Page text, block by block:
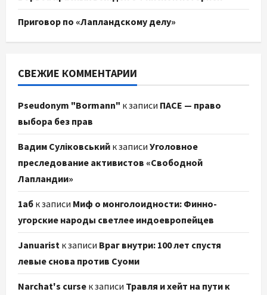
Приговор по «Лапландскому делу»
СВЕЖИЕ КОММЕНТАРИИ
Pseudonym "Bormann" к записи ПАСЕ — право
выбора без прав
Вадим Суліковський к записи Уголовное
преследование активистов «Свободной
Лапландии»
1аб к записи Миф о монголоидности: Финно-
угорские народы светлее индоевропейцев
Januarist к записи Враг внутри: 100 лет спустя
левые снова против Суоми
Narchat's curse к записи Травля и хейт на пути к